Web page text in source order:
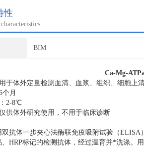
性
BIM
Ca-Mg-
于体外定量检测血清、血浆、组织、细胞上
月
2-8℃
供体外研究使用，不用于临床诊断
抗体一步夹心法酶联免疫吸附试验（ELISA
、HRP标记的检测抗体，经过温育并*洗涤。